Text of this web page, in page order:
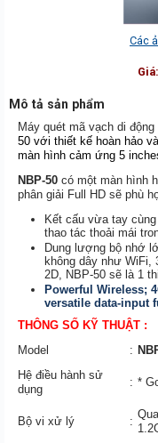
Các
Giá:
Mô tả sản phẩm
Máy quét mã vạch di động
50 với thiết kế hoàn hảo
màn hình cảm ứng 5
NBP-50 có một màn hình
phân giải Full HD sẽ phù
Kết cấu vừa tay
thao tác thoải mái
Dung lượng bộ nhớ
không dây như WiFi,
2D, NBP-50 sẽ là 1
Powerful Wireless;
versatile data-input
THÔNG SỐ KỸ THUẬT :
Model
:
Hệ điều hành sử
dụng
: *
Bộ vi xử lý :